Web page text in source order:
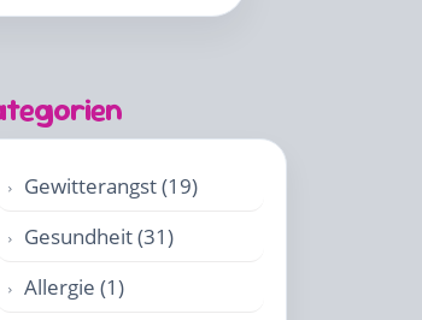
Gewitterangst (19)
Gesundheit (31)
Allergie (1)